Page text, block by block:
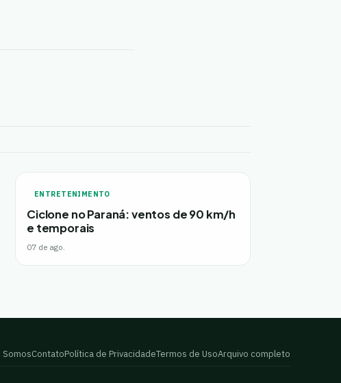
ENTRETENIMENTO
Ciclone no Paraná: ventos de 90 km/h
e temporais
07 de ago.
SomosContatoPolítica de PrivacidadeTermos de UsoArquivo completo